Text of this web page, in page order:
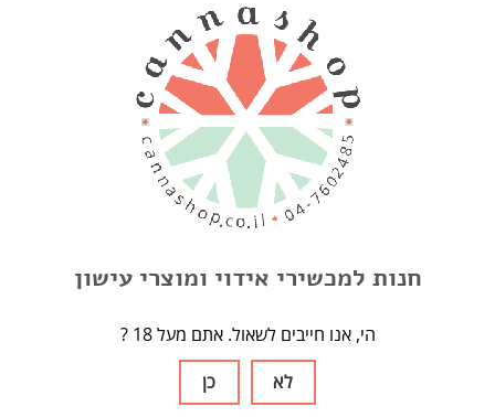
חנות למכשירי אידוי ומוצרי עישון
? הי, אנו חייבים לשאול. אתם מעל 18
כן
לא
פיית זכוכית ומכסה – Arizer Air 2
זכוכית עמידה שומרת על העברת הטעם במדויק ואילו מסך הזכוכית
המשולב שומר על הפרחים שלך בתנור.